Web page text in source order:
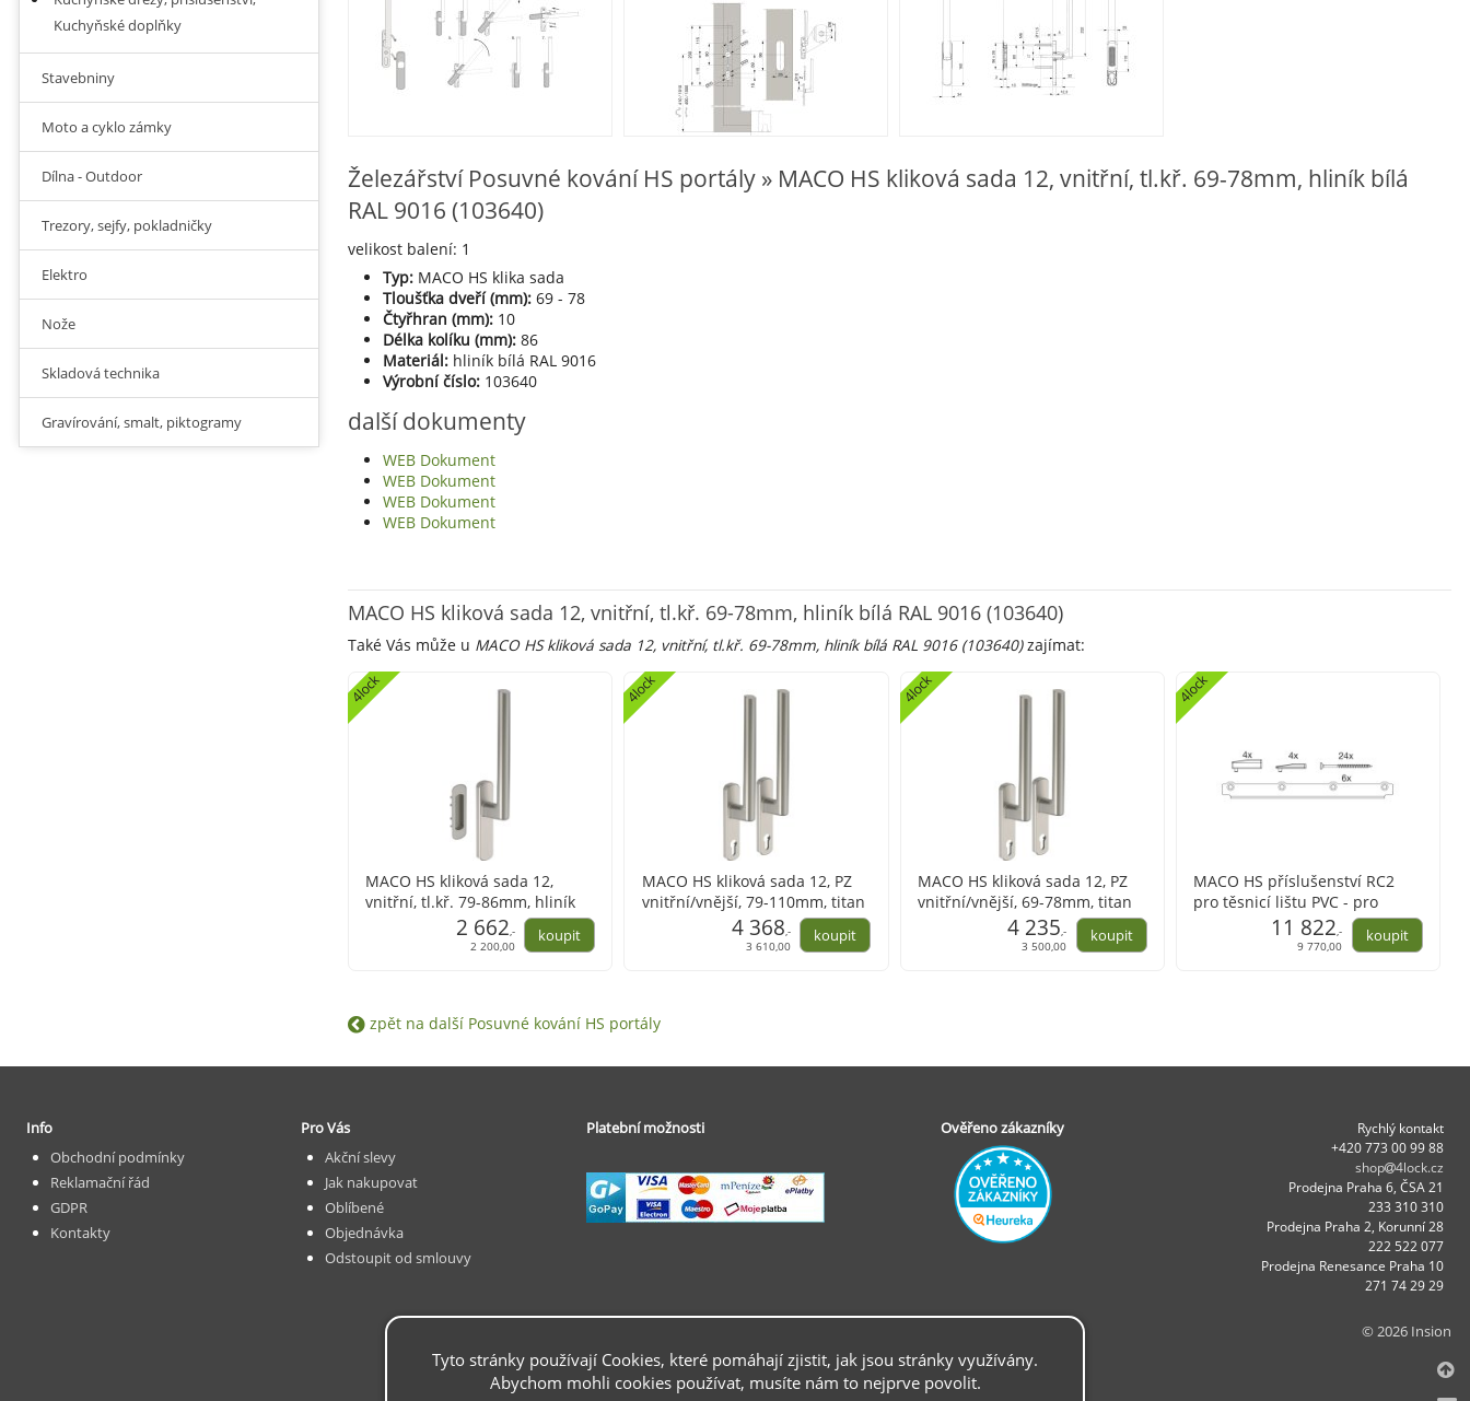
Železářství Posuvné kování HS portály » MACO HS kliková sada 12, vnitřní, tl.kř. 69-78mm, hliník bílá
RAL 9016 (103640)
velikost balení: 1
Typ: MACO HS klika sada
Tloušťka dveří (mm): 69 - 78
Čtyřhran (mm): 10
Délka kolíku (mm): 86
Materiál: hliník bílá RAL 9016
Výrobní číslo: 103640
další dokumenty
WEB Dokument
WEB Dokument
WEB Dokument
WEB Dokument
MACO HS kliková sada 12, vnitřní, tl.kř. 69-78mm, hliník bílá RAL 9016 (103640)
Také Vás může u MACO HS kliková sada 12, vnitřní, tl.kř. 69-78mm, hliník bílá RAL 9016 (103640)zajímat:
MACO HS kliková sada 12,
vnitřní, tl.kř. 79-86mm, hliník
titan elox (104248)
4lock
2 662,-
2 200,00
MACO HS kliková sada 12, PZ
vnitřní/vnější, 79-110mm, titan
elox (103827)
4lock
4 368,-
3 610,00
MACO HS kliková sada 12, PZ
vnitřní/vnější, 69-78mm, titan
elox (103675)
4lock
4 235,-
3 500,00
MACO HS příslušenství RC2
pro těsnicí lištu PVC - pro
dřevo, černá (105383)
4lock
11 822,-
9 770,00
zpět na další Posuvné kování HS portály
Kuchyňské doplňky
Stavebniny
Moto a cyklo zámky
Dílna - Outdoor
Trezory, sejfy, pokladničky
Elektro
Nože
Skladová technika
Gravírování, smalt, piktogramy
Rychlý kontakt
+420 773 00 99 88
shop
4lock.cz
Prodejna Praha 6, ČSA 21
233 310 310
Prodejna Praha 2, Korunní 28
222 522 077
Prodejna Renesance Praha 10
271 74 29 29
Info
Obchodní podmínky
Reklamační řád
GDPR
Kontakty
Pro Vás
Akční slevy
Jak nakupovat
Oblíbené
Objednávka
Odstoupit od smlouvy
Platební možnosti Ověřeno zákazníky
© 2026 Insion
Tyto stránky používají Cookies, které pomáhají zjistit, jak jsou stránky využívány.
Abychom mohli cookies používat, musíte nám to nejprve povolit.